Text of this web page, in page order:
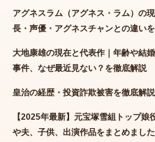
アグネスラム（アグネス・ラム）の
長・声優・アグネスチャンとの違い
大地康雄の現在と代表作｜年齢や結
事件、なぜ最近見ない？を徹底解説
皇治の経歴・投資詐欺被害を徹底解説
【2025年最新】元宝塚雪組トップ
や夫、子供、出演作品をまとめました